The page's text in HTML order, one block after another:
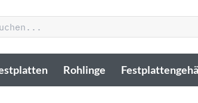
Rohlinge